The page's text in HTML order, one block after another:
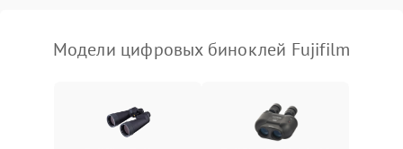
Модели цифровых биноклей Fujifilm